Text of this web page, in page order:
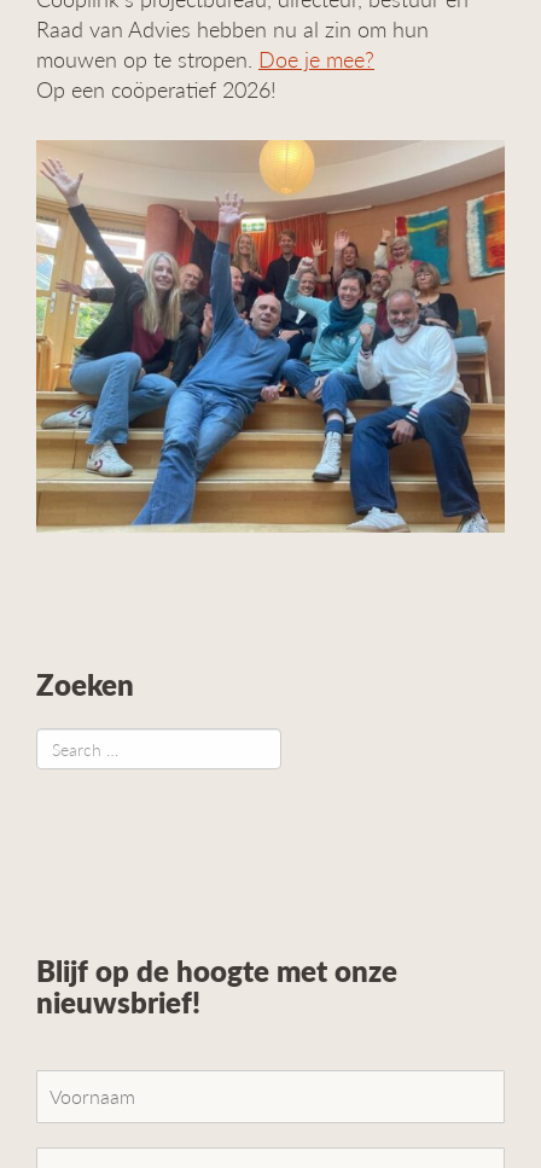
Raad van Advies hebben nu al zin om hun
mouwen op te stropen. Doe je mee?
Op een coöperatief 2026!
Zoeken
Blijf op de hoogte met onze
nieuwsbrief!